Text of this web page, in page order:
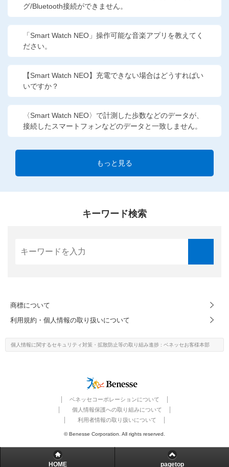
グ/Bluetooth接続ができません。
「Smart Watch NEO」操作可能な音楽アプリを教えてく
ださい。
【Smart Watch NEO】充電できない場合はどうすればい
いですか？
〈Smart Watch NEO〉で計測した歩数などのデータが、
接続したスマートフォンなどのデータと一致しません。
もっと見る
キーワード検索
商標について
利用規約・個人情報の取り扱いについて
個人情報に関するセキュリティ対策・ 拡散防止等の取り組み進捗 : ベネッセお客様本部
ベネッセコーポレーションについて
個人情報保護への取り組みについて
利用者情報の取り扱いについて
© Benesse Corporation. All rights reserved.
HOME pagetop